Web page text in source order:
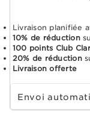
Livraison planifiée
10% de réduction
100 points Club
20% de réduction
Livraison offerte
Choisir la période d''abonnement